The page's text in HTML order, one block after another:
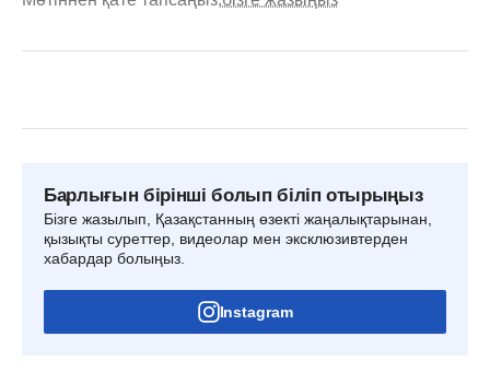
Барлығын бірінші болып біліп отырыңыз
Бізге жазылып, Қазақстанның өзекті жаңалықтарынан,
қызықты суреттер, видеолар мен эксклюзивтерден
хабардар болыңыз.
Instagram